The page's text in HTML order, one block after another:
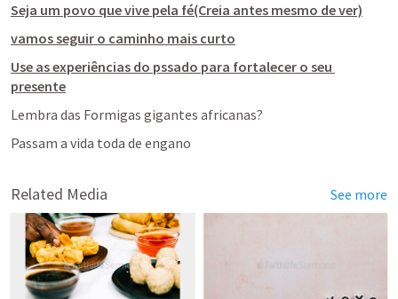
Seja um povo que vive pela fé(Creia antes mesmo de ver)
vamos seguir o caminho mais curto
Use as experiências do pssado para fortalecer o seu
presente
Lembra das Formigas gigantes africanas?
Passam a vida toda de engano
Related Media See more